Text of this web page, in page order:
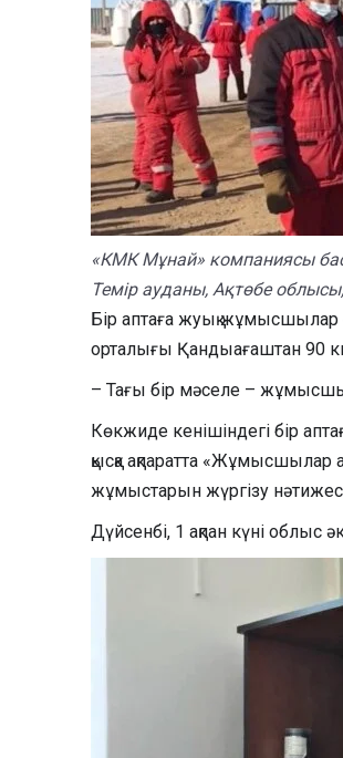
«КМК Мұнай» компаниясы
Темір ауданы, Ақтөбе
Бір аптаға жуық
орталығы Қандыағаштан 90
– Тағы бір мәселе –
Көкжиде кенішіндегі бір
қысқа ақпаратта
жұмыстарын жүргізу
Дүйсенбі, 1 ақпан күні облыс